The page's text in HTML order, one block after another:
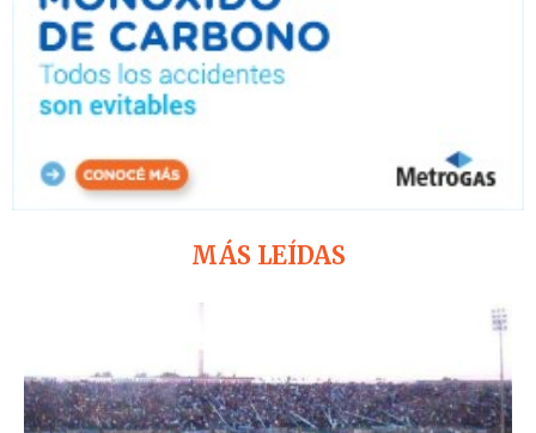
MÁS LEÍDAS